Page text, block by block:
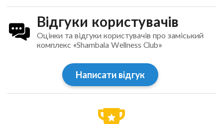
Відгуки користувачів
Оцінки та відгуки користувачів про заміський
комплекс «Shambala Wellness Club»
Написати відгук